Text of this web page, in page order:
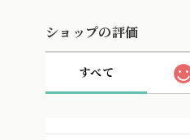
ショップの評価
すべて